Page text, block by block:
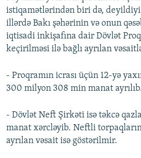
istiqamətlərindən biri də,
illərdə Bakı şəhərinin və onun
iqtisadi inkişafına dair Dövlət
keçirilməsi ilə bağlı ayrılan
- Proqramın icrası üçün 12-yə
300 milyon 308 min manat
- Dövlət Neft Şirkəti isə təkcə
manat xərcləyib. Neftli
ayrılan vəsait isə göstərilmir.